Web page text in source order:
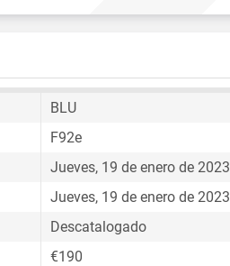
BLU
F92e
Jueves, 19 de enero de 2023
Jueves, 19 de enero de 2023
Descatalogado
€190